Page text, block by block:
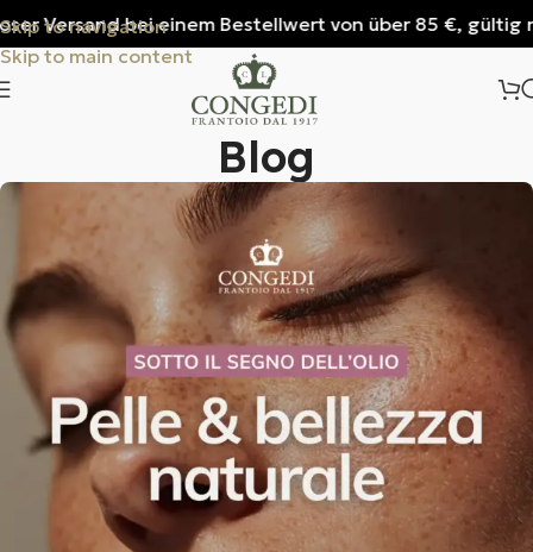
Skip to navigation
Skip to main content
bei einem Bestellwert von über 85 €, gültig nur für
Blog